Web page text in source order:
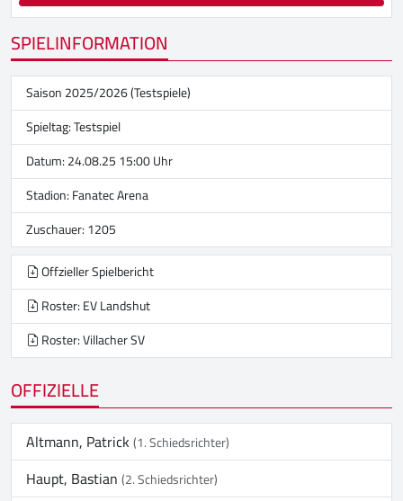
SPIELINFORMATION
Saison 2025/2026 (Testspiele)
Spieltag: Testspiel
Datum: 24.08.25 15:00 Uhr
Stadion:Fanatec Arena
Zuschauer: 1205
Offzieller Spielbericht
Roster: EV Landshut
Roster: Villacher SV
OFFIZIELLE
Altmann, Patrick(1. Schiedsrichter)
Haupt, Bastian(2. Schiedsrichter)